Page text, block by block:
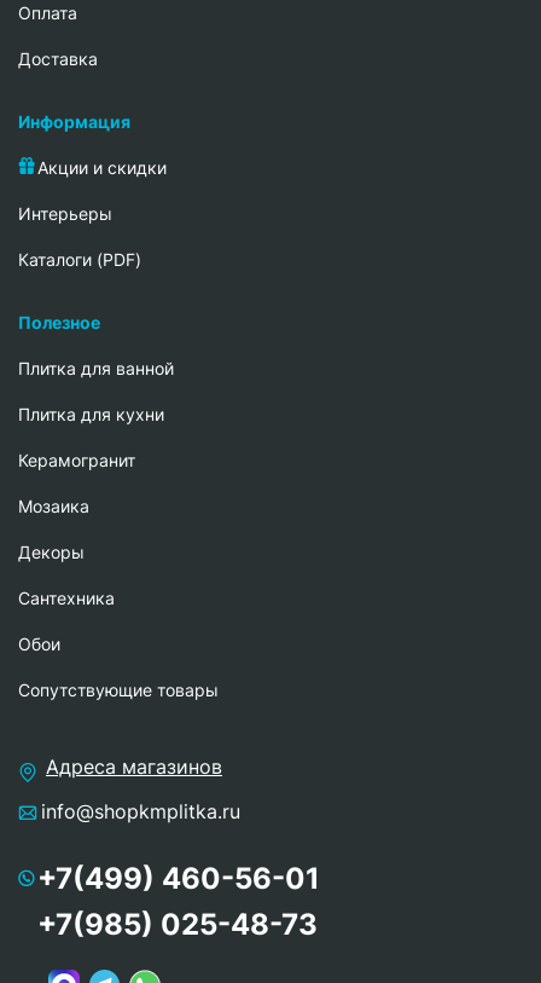
Oплата
Доставка
Информация
Акции и скидки
Интерьеры
Каталоги (PDF)
Полезное
Плитка для ванной
Плитка для кухни
Керамогранит
Мозаика
Декоры
Сантехника
Обои
Сопутствующие товары
Адреса магазинов
info@shopkmplitka.ru
+7(499) 460-56-01
+7(985) 025-48-73